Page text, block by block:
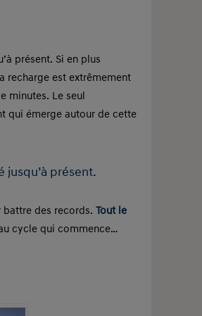
présent. Si en plus
recharge est extrêmement
minutes. Le seul
qui émerge autour de cette
présent.
battre des records.
Tout le
cycle qui commence…